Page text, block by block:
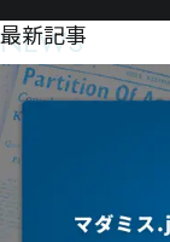
NEWS
最新記事